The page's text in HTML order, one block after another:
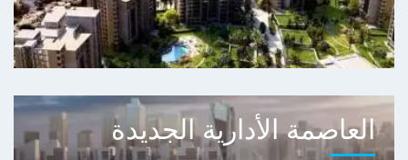
العاصمة الأدارية الجديدة